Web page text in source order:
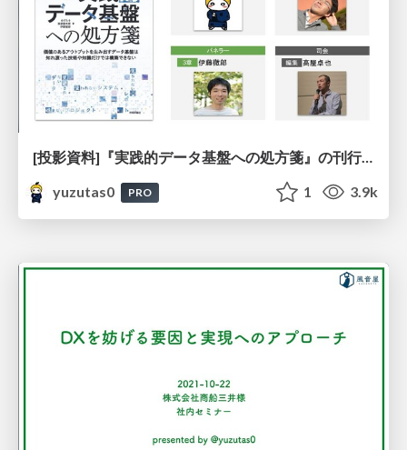
[投影資料]『実践的データ基盤への処方箋』の刊行にあたって #TechMar / 20210210-2
yuzutas0
PRO 1 3.9k